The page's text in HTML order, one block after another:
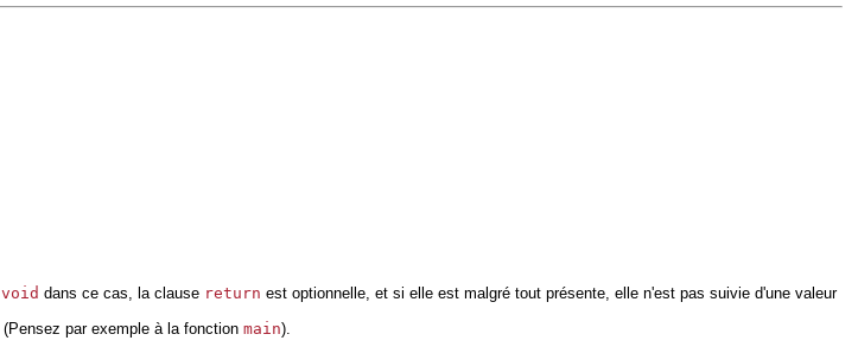
void dans ce cas, la clause return est optionnelle, et si elle est malgré tout présente, elle n'est pas suivie d'une valeur
. (Pensez par exemple à la fonction main).